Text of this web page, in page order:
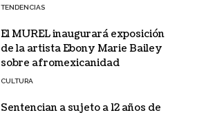
TENDENCIAS
El MUREL inaugurará exposición
de la artista Ebony Marie Bailey
sobre afromexicanidad
CULTURA
Sentencian a sujeto a 12 años de